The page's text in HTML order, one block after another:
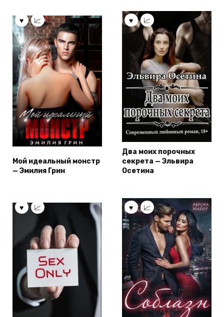
Мой идеальный монстр
— Эмилия Грин
Два моих порочных
секрета — Эльвира
Осетина